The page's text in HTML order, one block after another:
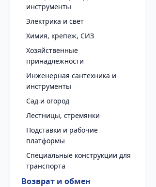
инструменты
Электрика и свет
Химия, крепеж, СИЗ
Хозяйственные
принадлежности
Инженерная сантехника и
инструменты
Сад и огород
Лестницы, стремянки
Подставки и рабочие
платформы
Специальные конструкции для
транспорта
Возврат и обмен